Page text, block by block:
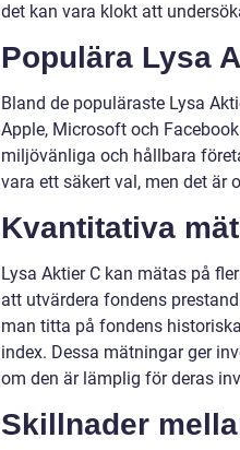
det kan vara klokt att
Populära Lysa
Bland de populäraste Lysa
Apple, Microsoft och
miljövänliga och hållbara
vara ett säkert val, men det är
Kvantitativa
Lysa Aktier C kan mätas på
att utvärdera fondens
man titta på fondens
index. Dessa mätningar ger
om den är lämplig för deras
Skillnader